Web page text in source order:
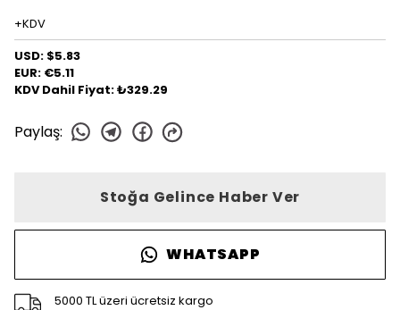
+KDV
USD: $5.83
EUR: €5.11
KDV Dahil Fiyat: ₺329.29
Paylaş:
Stoğa Gelince Haber Ver
WHATSAPP
5000 TL üzeri ücretsiz kargo